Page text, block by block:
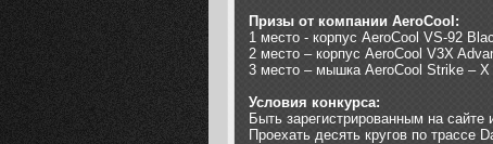
Призы от компании AeroCool:
1 место - корпус AeroCool VS-92
2 место – корпус AeroCool V3X
3 место – мышка AeroCool Strike – X
Условия конкурса:
Быть зарегистрированным на сайте
Проехать десять кругов по трассе